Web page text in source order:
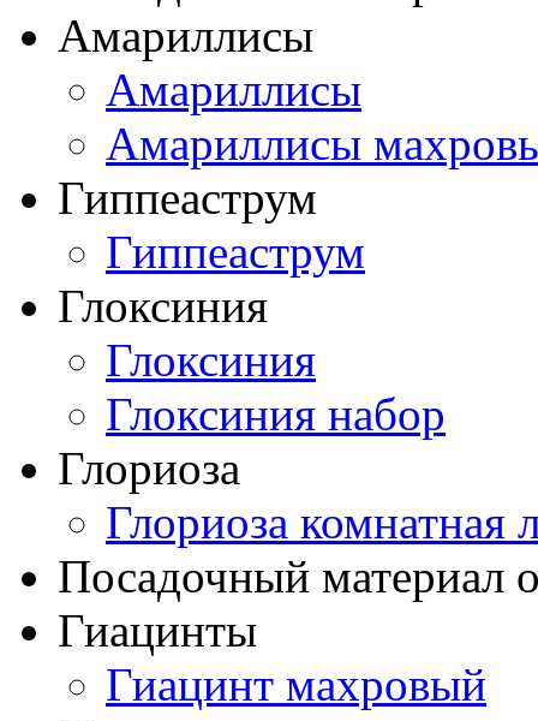
Амариллисы
Амариллисы
Амариллисы
Гиппеаструм
Гиппеаструм
Глоксиния
Глоксиния
Глоксиния набор
Глориоза
Глориоза комнатная
Посадочный материал
Гиацинты
Гиацинт махровый